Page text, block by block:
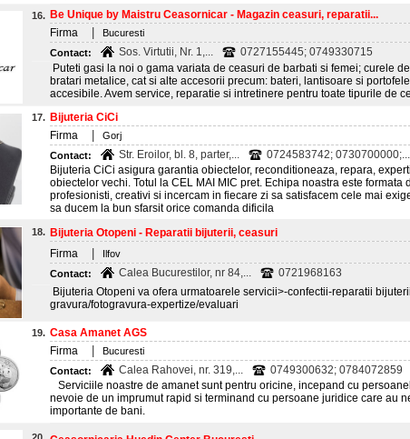
16. Be Unique by Maistru Ceasornicar - Magazin ceasuri, reparatii...
Firma
Bucuresti
Contact:
Sos. Virtutii, Nr. 1,...
0727155445; 0749330715
Puteti gasi la noi o gama variata de ceasuri de barbati si femei; curele
bratari metalice, cat si alte accesorii precum: bateri, lantisoare si
accesibile. Avem service, reparatie si intretinere pentru toate tipurile de
17. Bijuteria CiCi
Firma
Gorj
Contact:
Str. Eroilor, bl. 8, parter,...
0724583742; 0730700000;...
Bijuteria CiCi asigura garantia obiectelor, reconditioneaza, repara,
obiectelor vechi. Totul la CEL MAI MIC pret. Echipa noastra este formata
profesionisti, creativi si incercam in fiecare zi sa satisfacem cele mai
sa ducem la bun sfarsit orice comanda dificila
18. Bijuteria Otopeni - Reparatii bijuterii, ceasuri
Firma
Ilfov
Contact:
Calea Bucurestilor, nr 84,...
0721968163
Bijuteria Otopeni va ofera urmatoarele servicii>-confectii-reparatii
gravura/fotogravura-expertize/evaluari
19. Casa Amanet AGS
Firma
Bucuresti
Contact:
Calea Rahovei, nr. 319,...
0749300632; 0784072859
Serviciile noastre de amanet sunt pentru oricine, incepand cu
nevoie de un imprumut rapid si terminand cu persoane juridice care au
importante de bani.